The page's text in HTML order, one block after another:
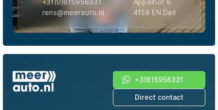
+31(0)615956331
rens@meerauto.nl
Appelhof 6
4158 EN Deil
Direct contact
+31615956331